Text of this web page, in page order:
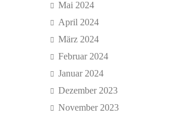
Mai 2024
April 2024
März 2024
Februar 2024
Januar 2024
Dezember 2023
November 2023